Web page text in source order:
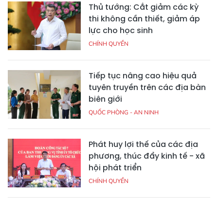
Thủ tướng: Cắt giảm các kỳ
thi không cần thiết, giảm áp
lực cho học sinh
CHÍNH QUYỀN
Tiếp tục nâng cao hiệu quả
tuyên truyền trên các địa bàn
biên giới
QUỐC PHÒNG - AN NINH
Phát huy lợi thế của các địa
phương, thúc đẩy kinh tế - xã
hội phát triển
CHÍNH QUYỀN